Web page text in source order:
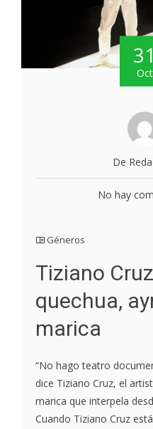
31
Oct
De
No hay
Géneros
Tiziano
quechua,
marica
“No hago teatro
dice Tiziano Cruz, el
marica que interpela
Cuando Tiziano Cruz